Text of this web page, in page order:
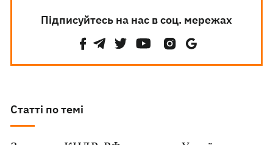
Підписуйтесь на нас в соц. мережах
Статті по темі